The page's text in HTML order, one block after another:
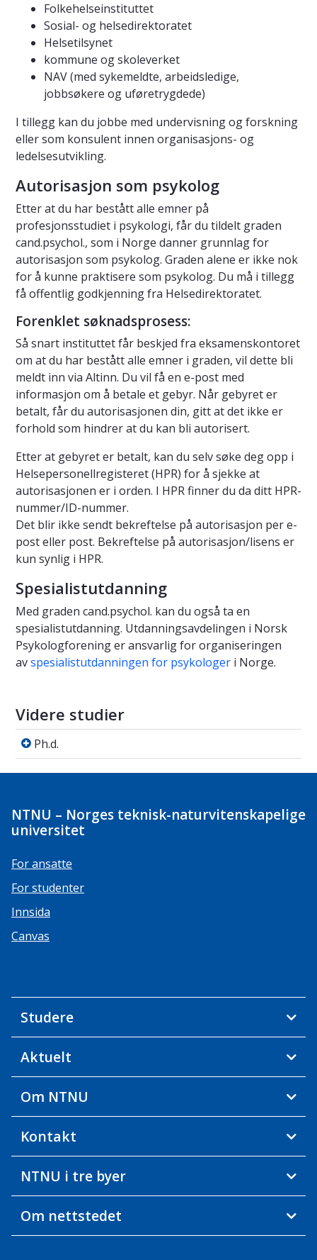
Folkehelseinstituttet
Sosial- og helsedirektoratet
Helsetilsynet
kommune og skoleverket
NAV (med sykemeldte, arbeidsledige,
jobbsøkere og uføretrygdede)
I tillegg kan du jobbe med undervisning og forskning
eller som konsulent innen organisasjons- og
ledelsesutvikling.
Autorisasjon som psykolog
Etter at du har bestått alle emner på
profesjonsstudiet i psykologi, får du tildelt graden
cand.psychol., som i Norge danner grunnlag for
autorisasjon som psykolog. Graden alene er ikke nok
for å kunne praktisere som psykolog. Du må i tillegg
få offentlig godkjenning fra Helsedirektoratet.
Forenklet søknadsprosess:
Så snart instituttet får beskjed fra eksamenskontoret
om at du har bestått alle emner i graden, vil dette bli
meldt inn via Altinn. Du vil få en e-post med
informasjon om å betale et gebyr. Når gebyret er
betalt, får du autorisasjonen din, gitt at det ikke er
forhold som hindrer at du kan bli autorisert.
Etter at gebyret er betalt, kan du selv søke deg opp i
Helsepersonellregisteret (HPR) for å sjekke at
autorisasjonen er i orden. I HPR finner du da ditt HPR-
nummer/ID-nummer.
Det blir ikke sendt bekreftelse på autorisasjon per e-
post eller post. Bekreftelse på autorisasjon/lisens er
kun synlig i HPR.
Spesialistutdanning
Med graden cand.psychol. kan du også ta en
spesialistutdanning. Utdanningsavdelingen i Norsk
Psykologforening er ansvarlig for organiseringen
avspesialistutdanningen for psykologer i Norge.
Videre studier
Ph.d.Ph.d.
NTNU – Norges teknisk-naturvitenskapelige
universitet
For ansatte
For studenter
Innsida
Canvas
Studere
Aktuelt
Om NTNU
Kontakt
NTNU i tre byer
Om nettstedet